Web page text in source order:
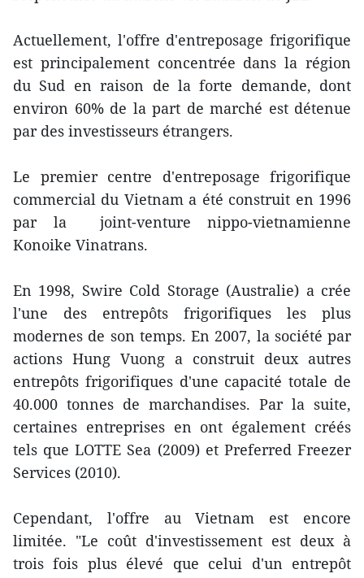
Actuellement, l'offre d'entreposage frigorifique
est principalement concentrée dans la région
du Sud en raison de la forte demande, dont
environ 60% de la part de marché est détenue
par des investisseurs étrangers.
Le premier centre d'entreposage frigorifique
commercial du Vietnam a été construit en 1996
par la joint-venture nippo-vietnamienne
Konoike Vinatrans.
En 1998, Swire Cold Storage (Australie) a crée
l'une des entrepôts frigorifiques les plus
modernes de son temps. En 2007, la société par
actions Hung Vuong a construit deux autres
entrepôts frigorifiques d'une capacité totale de
40.000 tonnes de marchandises. Par la suite,
certaines entreprises en ont également créés
tels que LOTTE Sea (2009) et Preferred Freezer
Services (2010).
Cependant, l'offre au Vietnam est encore
limitée. "Le coût d'investissement est deux à
trois fois plus élevé que celui d'un entrepôt